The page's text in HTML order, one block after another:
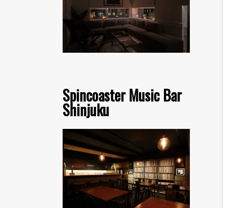
Spincoaster Music Bar
Shinjuku